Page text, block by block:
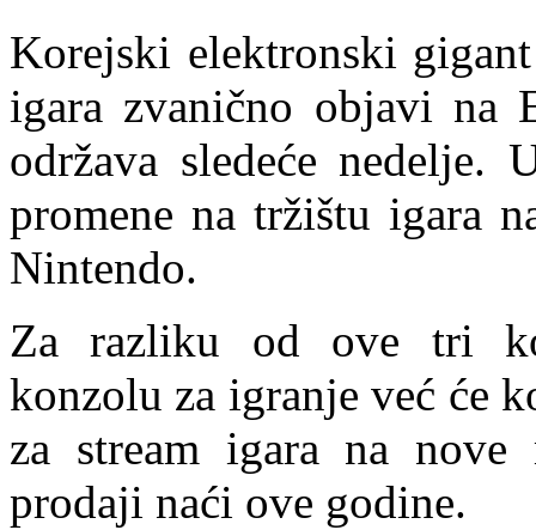
Korejski elektronski
igara zvanično objavi na
održava sledeće nedelje.
promene na tržištu igara
Nintendo.
Za razliku od ove tri
konzolu za igranje već će
za stream igara na
prodaji naći ove godine.